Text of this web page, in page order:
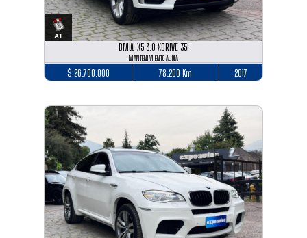
BMW X5 3.0 XDRIVE 35I
MANTENIMIENTO AL DÍA
$ 26.700.000 78.200 Km 2017